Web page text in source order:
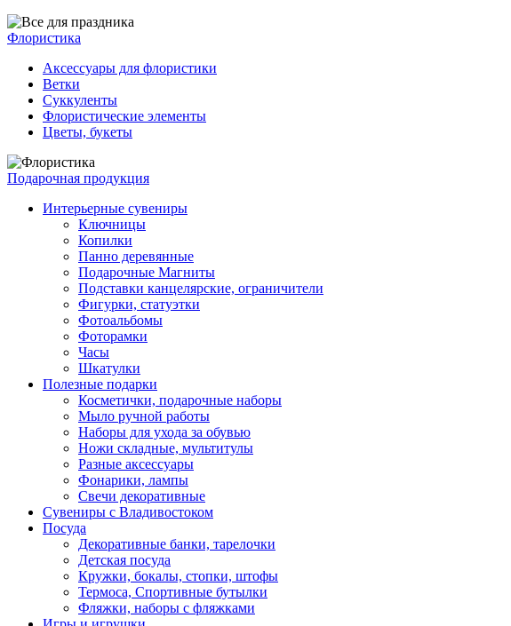
Флористика
Аксессуары для флористики
Ветки
Суккуленты
Флористические элементы
Цветы, букеты
Подарочная продукция
Интерьерные сувениры
Ключницы
Копилки
Панно деревянные
Подарочные Магниты
Подставки канцелярские, ограничители
Фигурки, статуэтки
Фотоальбомы
Фоторамки
Часы
Шкатулки
Полезные подарки
Косметички, подарочные наборы
Мыло ручной работы
Наборы для ухода за обувью
Ножи складные, мультитулы
Разные аксессуары
Фонарики, лампы
Свечи декоративные
Сувениры с Владивостоком
Посуда
Декоративные банки, тарелочки
Детская посуда
Кружки, бокалы, стопки, штофы
Термоса, Спортивные бутылки
Фляжки, наборы с фляжками